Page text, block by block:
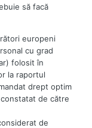
să facă
europeni
cu grad
folosit în
la raportul
drept optim
de către
de